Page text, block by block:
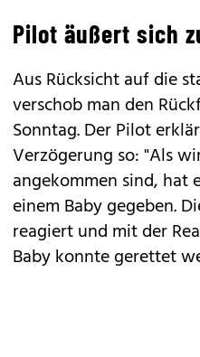
Pilot äußert sich
Aus Rücksicht auf die
verschob man den
Sonntag. Der Pilot
Verzögerung so: "Als
angekommen sind, hat
einem Baby gegeben.
reagiert und mit der
Baby konnte gerettet